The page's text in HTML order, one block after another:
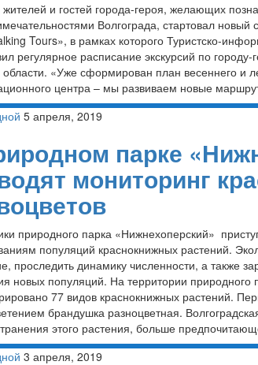
и гостей города-героя, желающих
Волгограда, стартовал новый
Tours», в рамках которого Туристско-
регулярное расписание экскурсий по
«Уже сформирован план весеннего и
центра – мы развиваем новые
5 апреля, 2019
парке
мониторинг
природного парка «Нижнехоперский»
популяций краснокнижных растений.
проследить динамику численности, а также
новых популяций. На территории природного
77 видов краснокнижных растений.
брандушка разноцветная.
этого растения, больше
3 апреля, 2019